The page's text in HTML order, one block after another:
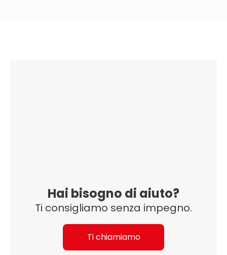
Hai bisogno di aiuto?
Ti consigliamo senza impegno.
Ti chiamiamo